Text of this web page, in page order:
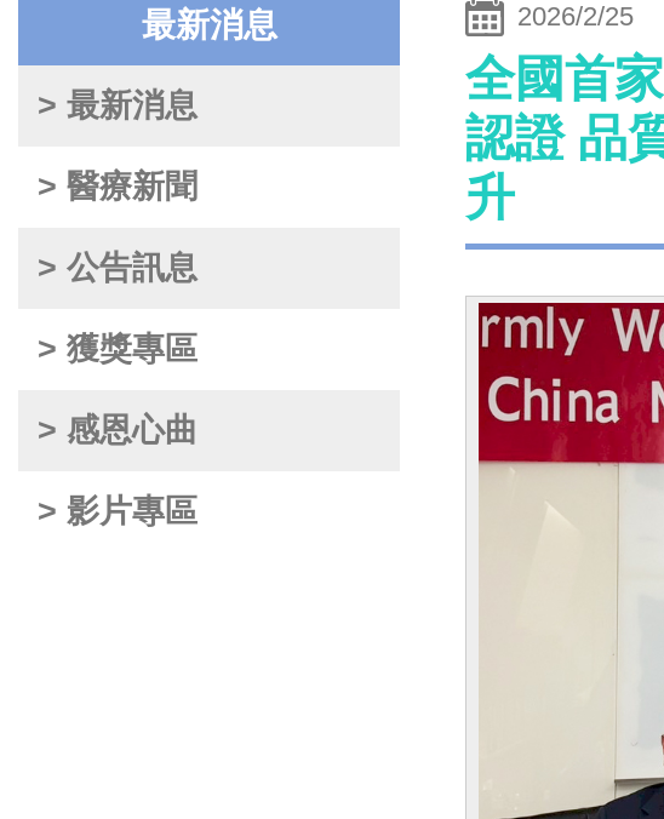
最新消息
> 最新消息
> 醫療新聞
> 公告訊息
> 獲獎專區
> 感恩心曲
> 影片專區
2026/2/25
全國首
認證 品
升